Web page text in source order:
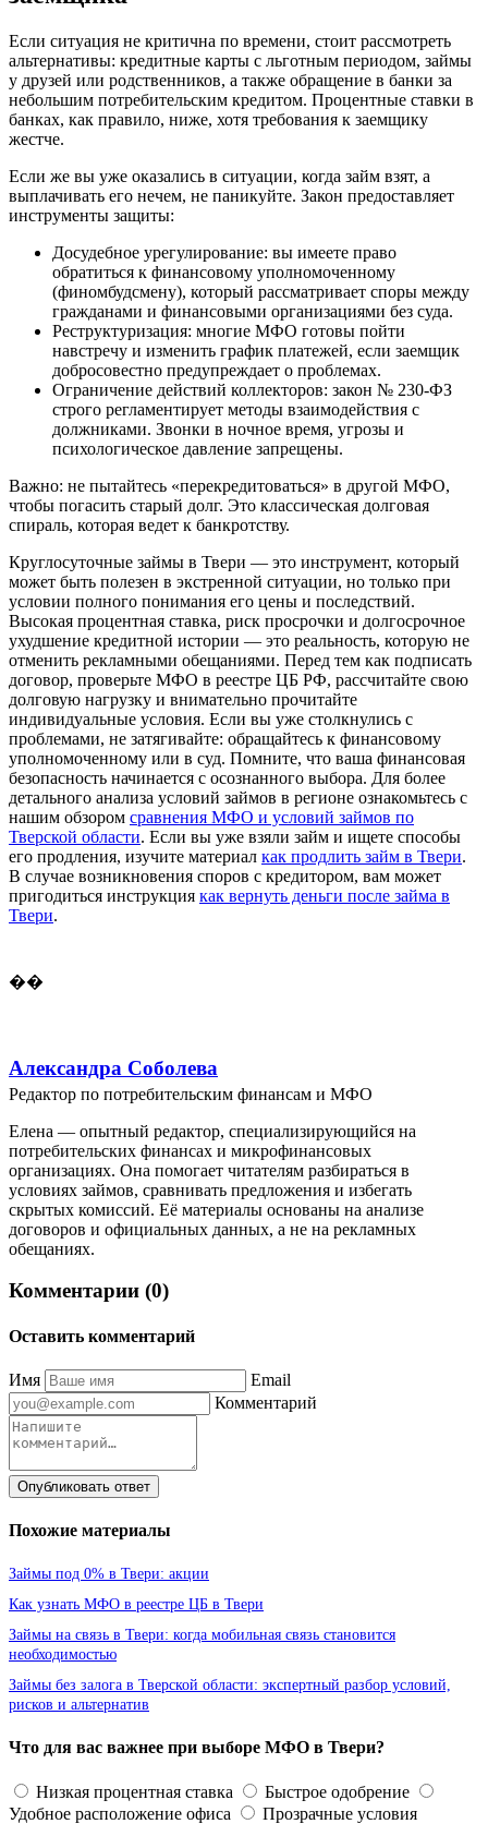
Если ситуация не критична по времени, стоит рассмотреть
альтернативы: кредитные карты с льготным периодом, займы
у друзей или родственников, а также обращение в банки за
небольшим потребительским кредитом. Процентные ставки в
банках, как правило, ниже, хотя требования к заемщику
жестче.
Если же вы уже оказались в ситуации, когда займ взят, а
выплачивать его нечем, не паникуйте. Закон предоставляет
инструменты защиты:
Досудебное урегулирование: вы имеете право
обратиться к финансовому уполномоченному
(финомбудсмену), который рассматривает споры между
гражданами и финансовыми организациями без суда.
Реструктуризация: многие МФО готовы пойти
навстречу и изменить график платежей, если заемщик
добросовестно предупреждает о проблемах.
Ограничение действий коллекторов: закон № 230-ФЗ
строго регламентирует методы взаимодействия с
должниками. Звонки в ночное время, угрозы и
психологическое давление запрещены.
Важно: не пытайтесь «перекредитоваться» в другой МФО,
чтобы погасить старый долг. Это классическая долговая
спираль, которая ведет к банкротству.
Круглосуточные займы в Твери — это инструмент, который
может быть полезен в экстренной ситуации, но только при
условии полного понимания его цены и последствий.
Высокая процентная ставка, риск просрочки и долгосрочное
ухудшение кредитной истории — это реальность, которую не
отменить рекламными обещаниями. Перед тем как подписать
договор, проверьте МФО в реестре ЦБ РФ, рассчитайте свою
долговую нагрузку и внимательно прочитайте
индивидуальные условия. Если вы уже столкнулись с
проблемами, не затягивайте: обращайтесь к финансовому
уполномоченному или в суд. Помните, что ваша финансовая
безопасность начинается с осознанного выбора. Для более
детального анализа условий займов в регионе ознакомьтесь с
нашим обзором сравнения МФО и условий займов по
Тверской области. Если вы уже взяли займ и ищете способы
его продления, изучите материал как продлить займ в Твери.
В случае возникновения споров с кредитором, вам может
пригодиться инструкция как вернуть деньги после займа в
Твери.
��
Александра Соболева
Редактор по потребительским финансам и МФО
Елена — опытный редактор, специализирующийся на
потребительских финансах и микрофинансовых
организациях. Она помогает читателям разбираться в
условиях займов, сравнивать предложения и избегать
скрытых комиссий. Её материалы основаны на анализе
договоров и официальных данных, а не на рекламных
обещаниях.
Комментарии (0)
Оставить комментарий
Имя
Email
Комментарий
Опубликовать ответ
Похожие материалы
Займы под 0% в Твери: акции
Как узнать МФО в реестре ЦБ в Твери
Займы на связь в Твери: когда мобильная связь становится
необходимостью
Займы без залога в Тверской области: экспертный разбор условий,
рисков и альтернатив
Что для вас важнее при выборе МФО в Твери?
Низкая процентная ставка
Быстрое одобрение
Удобное расположение офиса
Прозрачные условия